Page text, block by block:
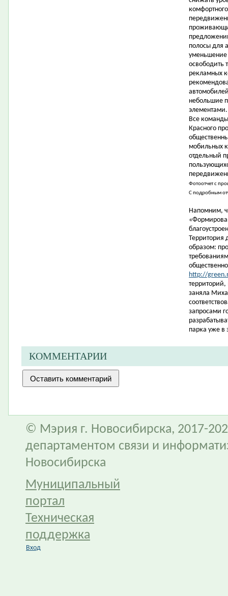
полосы для
уменьшение
освободить
рекламных
небольшие
элементами.
Все
Красного
мобильных
отдельный
Фотоотчет с
С подробным
Напомним,
Территория
образом:
http://
территорий,
заняла
запросами
парка уже в
КОММЕНТАРИИ
© Мэрия г. Новосибирска, 2017-
департаментом связи и
Новосибирска
Муниципальный
портал
Техническая
поддержка
Вход